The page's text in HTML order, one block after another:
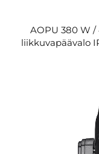
AOPU 380 W
liikkuvapäävalo